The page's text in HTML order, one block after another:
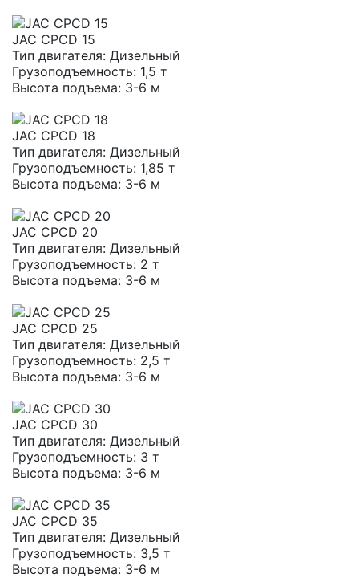
JAC CPCD 15
Тип двигателя: Дизельный
Грузоподъемность: 1,5 т
Высота подъема: 3-6 м
JAC CPCD 18
Тип двигателя: Дизельный
Грузоподъемность: 1,85 т
Высота подъема: 3-6 м
JAC CPCD 20
Тип двигателя: Дизельный
Грузоподъемность: 2 т
Высота подъема: 3-6 м
JAC CPCD 25
Тип двигателя: Дизельный
Грузоподъемность: 2,5 т
Высота подъема: 3-6 м
JAC CPCD 30
Тип двигателя: Дизельный
Грузоподъемность: 3 т
Высота подъема: 3-6 м
JAC CPCD 35
Тип двигателя: Дизельный
Грузоподъемность: 3,5 т
Высота подъема: 3-6 м